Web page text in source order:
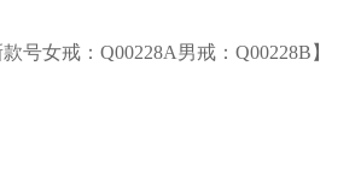
女戒：Q00228A男戒：Q00228B】